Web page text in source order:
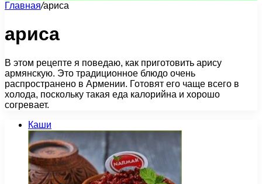
Главная/ариса
ариса
В этом рецепте я поведаю, как приготовить арису
армянскую. Это традиционное блюдо очень
распространено в Армении. Готовят его чаще всего в
холода, поскольку такая еда калорийна и хорошо
согревает.
Каши